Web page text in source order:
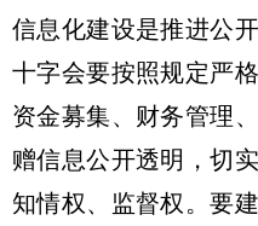
信息化建设是推进公
十字会要按照规定严
资金募集、财务管理
赠信息公开透明，切
知情权、监督权。要